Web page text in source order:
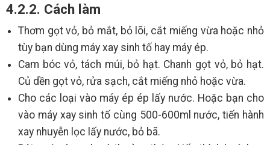
4.2.2. Cách làm
Thơm gọt vỏ, bỏ mắt, bỏ lõi, cắt miếng vừa hoặc nhỏ
tùy bạn dùng máy xay sinh tố hay máy ép.
Cam bóc vỏ, tách múi, bỏ hạt. Chanh gọt vỏ, bỏ hạt.
Củ dền gọt vỏ, rửa sạch, cắt miếng nhỏ hoặc vừa.
Cho các loại vào máy ép ép lấy nước. Hoặc bạn cho
vào máy xay sinh tố cùng 500-600ml nước, tiến hành
xay nhuyễn lọc lấy nước, bỏ bã.